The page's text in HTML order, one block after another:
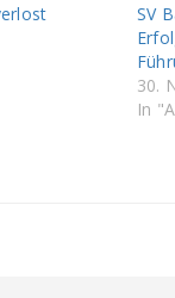
SV
30.
In